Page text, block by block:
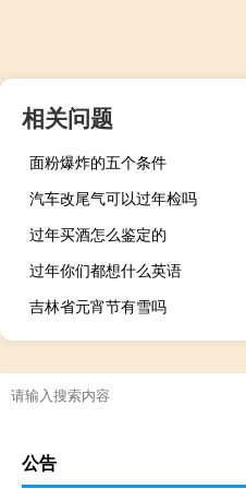
相关问题
面粉爆炸的五个条件
汽车改尾气可以过年检吗
过年买酒怎么鉴定的
过年你们都想什么英语
吉林省元宵节有雪吗
公告